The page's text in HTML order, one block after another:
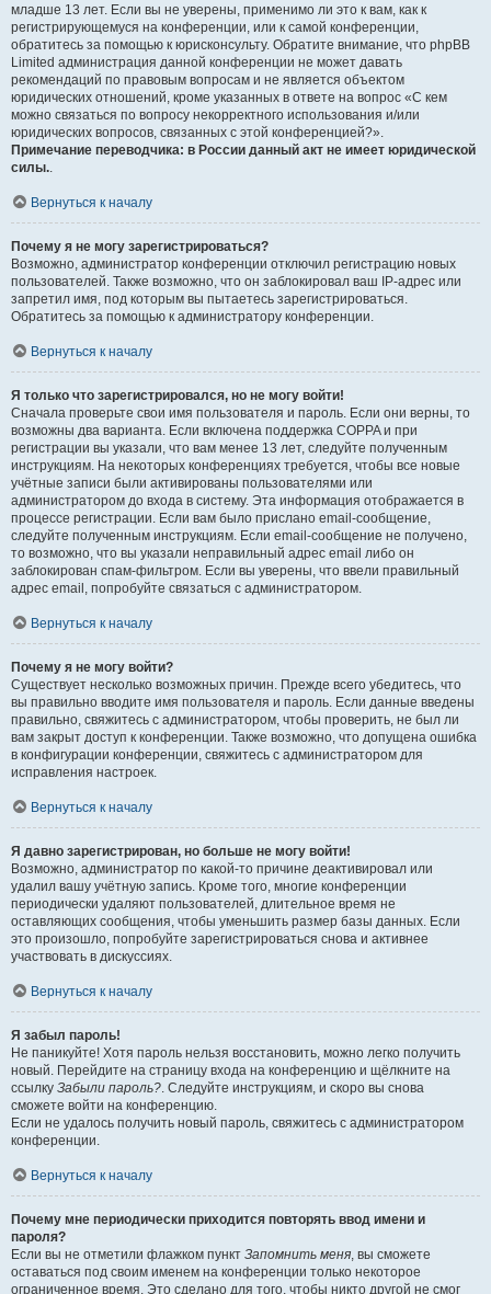
младше 13 лет. Если вы не уверены, применимо ли это к вам, как к
регистрирующемуся на конференции, или к самой конференции,
обратитесь за помощью к юрисконсульту. Обратите внимание, что phpBB
Limited администрация данной конференции не может давать
рекомендаций по правовым вопросам и не является объектом
юридических отношений, кроме указанных в ответе на вопрос «С кем
можно связаться по вопросу некорректного использования и/или
юридических вопросов, связанных с этой конференцией?».
Примечание переводчика: в России данный акт не имеет юридической
силы..
Вернуться к началу
Почему я не могу зарегистрироваться?
Возможно, администратор конференции отключил регистрацию новых
пользователей. Также возможно, что он заблокировал ваш IP-адрес или
запретил имя, под которым вы пытаетесь зарегистрироваться.
Обратитесь за помощью к администратору конференции.
Вернуться к началу
Я только что зарегистрировался, но не могу войти!
Сначала проверьте свои имя пользователя и пароль. Если они верны, то
возможны два варианта. Если включена поддержка COPPA и при
регистрации вы указали, что вам менее 13 лет, следуйте полученным
инструкциям. На некоторых конференциях требуется, чтобы все новые
учётные записи были активированы пользователями или
администратором до входа в систему. Эта информация отображается в
процессе регистрации. Если вам было прислано email-сообщение,
следуйте полученным инструкциям. Если email-сообщение не получено,
то возможно, что вы указали неправильный адрес email либо он
заблокирован спам-фильтром. Если вы уверены, что ввели правильный
адрес email, попробуйте связаться с администратором.
Вернуться к началу
Почему я не могу войти?
Существует несколько возможных причин. Прежде всего убедитесь, что
вы правильно вводите имя пользователя и пароль. Если данные введены
правильно, свяжитесь с администратором, чтобы проверить, не был ли
вам закрыт доступ к конференции. Также возможно, что допущена ошибка
в конфигурации конференции, свяжитесь с администратором для
исправления настроек.
Вернуться к началу
Я давно зарегистрирован, но больше не могу войти!
Возможно, администратор по какой-то причине деактивировал или
удалил вашу учётную запись. Кроме того, многие конференции
периодически удаляют пользователей, длительное время не
оставляющих сообщения, чтобы уменьшить размер базы данных. Если
это произошло, попробуйте зарегистрироваться снова и активнее
участвовать в дискуссиях.
Вернуться к началу
Я забыл пароль!
Не паникуйте! Хотя пароль нельзя восстановить, можно легко получить
новый. Перейдите на страницу входа на конференцию и щёлкните на
ссылку Забыли пароль?. Следуйте инструкциям, и скоро вы снова
сможете войти на конференцию.
Если не удалось получить новый пароль, свяжитесь с администратором
конференции.
Вернуться к началу
Почему мне периодически приходится повторять ввод имени и
пароля?
Если вы не отметили флажком пункт Запомнить меня, вы сможете
оставаться под своим именем на конференции только некоторое
ограниченное время. Это сделано для того, чтобы никто другой не смог